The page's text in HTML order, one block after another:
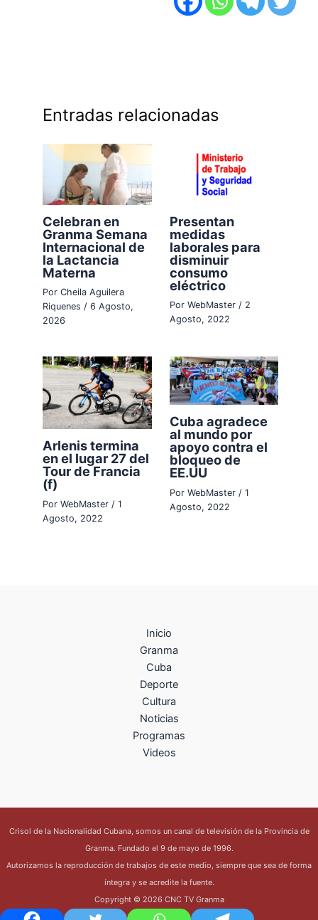
Entradas relacionadas
Celebran en
Granma Semana
Internacional de
la Lactancia
Materna
PorCheila Aguilera
Riquenes/6 Agosto,
2026
Presentan
medidas
laborales para
disminuir
consumo
eléctrico
Por WebMaster / 2
Agosto, 2022
Arlenis termina
en el lugar 27 del
Tour de Francia
(f)
PorWebMaster /1
Agosto, 2022
Cuba agradece
al mundo por
apoyo contra el
bloqueo de
EE.UU
Por WebMaster / 1
Agosto, 2022
Inicio
Granma
Cuba
Deporte
Cultura
Noticias
Programas
Videos
Crisol de la Nacionalidad Cubana, somos un canal de televisión de la Provincia de
Granma. Fundado el 9 de mayo de 1996.
Autorizamos la reproducción de trabajos de este medio, siempre que sea de forma
íntegra y se acredite la fuente.
Copyright © 2026 CNC TV Granma